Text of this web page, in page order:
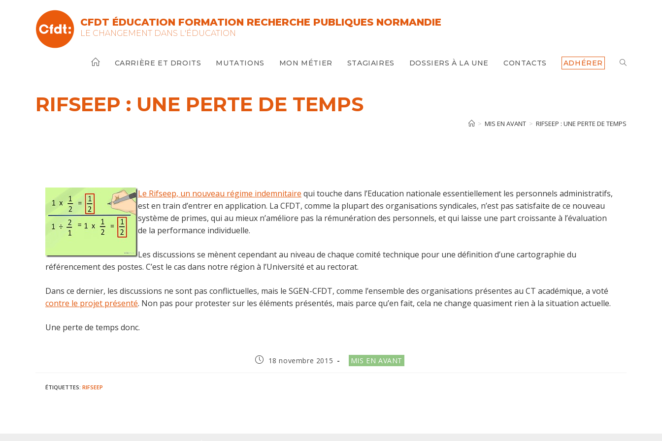
CFDT ÉDUCATION FORMATION RECHERCHE PUBLIQUES NORMANDIE
LE CHANGEMENT DANS L'ÉDUCATION
CARRIÈRE ET DROITS MUTATIONS MON MÉTIER STAGIAIRES DOSSIERS À LA UNE CONTACTS ADHÉRER TOGGLE
SEARCH
RIFSEEP : UNE PERTE DE TEMPS
> MIS EN AVANT > RIFSEEP : UNE PERTE DE TEMPS
Le Rifseep, un nouveau régime indemnitaire qui touche dans l’Education nationale essentiellement les personnels administratifs,
est en train d’entrer en application. La CFDT, comme la plupart des organisations syndicales, n’est pas satisfaite de ce nouveau
système de primes, qui au mieux n’améliore pas la rémunération des personnels, et qui laisse une part croissante à l’évaluation
de la performance individuelle.
Les discussions se mènent cependant au niveau de chaque comité technique pour une définition d’une cartographie du
référencement des postes. C’est le cas dans notre région à l’Université et au rectorat.
Dans ce dernier, les discussions ne sont pas conflictuelles, mais le SGEN-CFDT, comme l’ensemble des organisations présentes au CT académique, a voté
contre le projet présenté. Non pas pour protester sur les éléments présentés, mais parce qu’en fait, cela ne change quasiment rien à la situation actuelle.
Une perte de temps donc.
Publication
18 novembre 2015
Post
category:
MIS EN AVANT
ÉTIQUETTES: RIFSEEP